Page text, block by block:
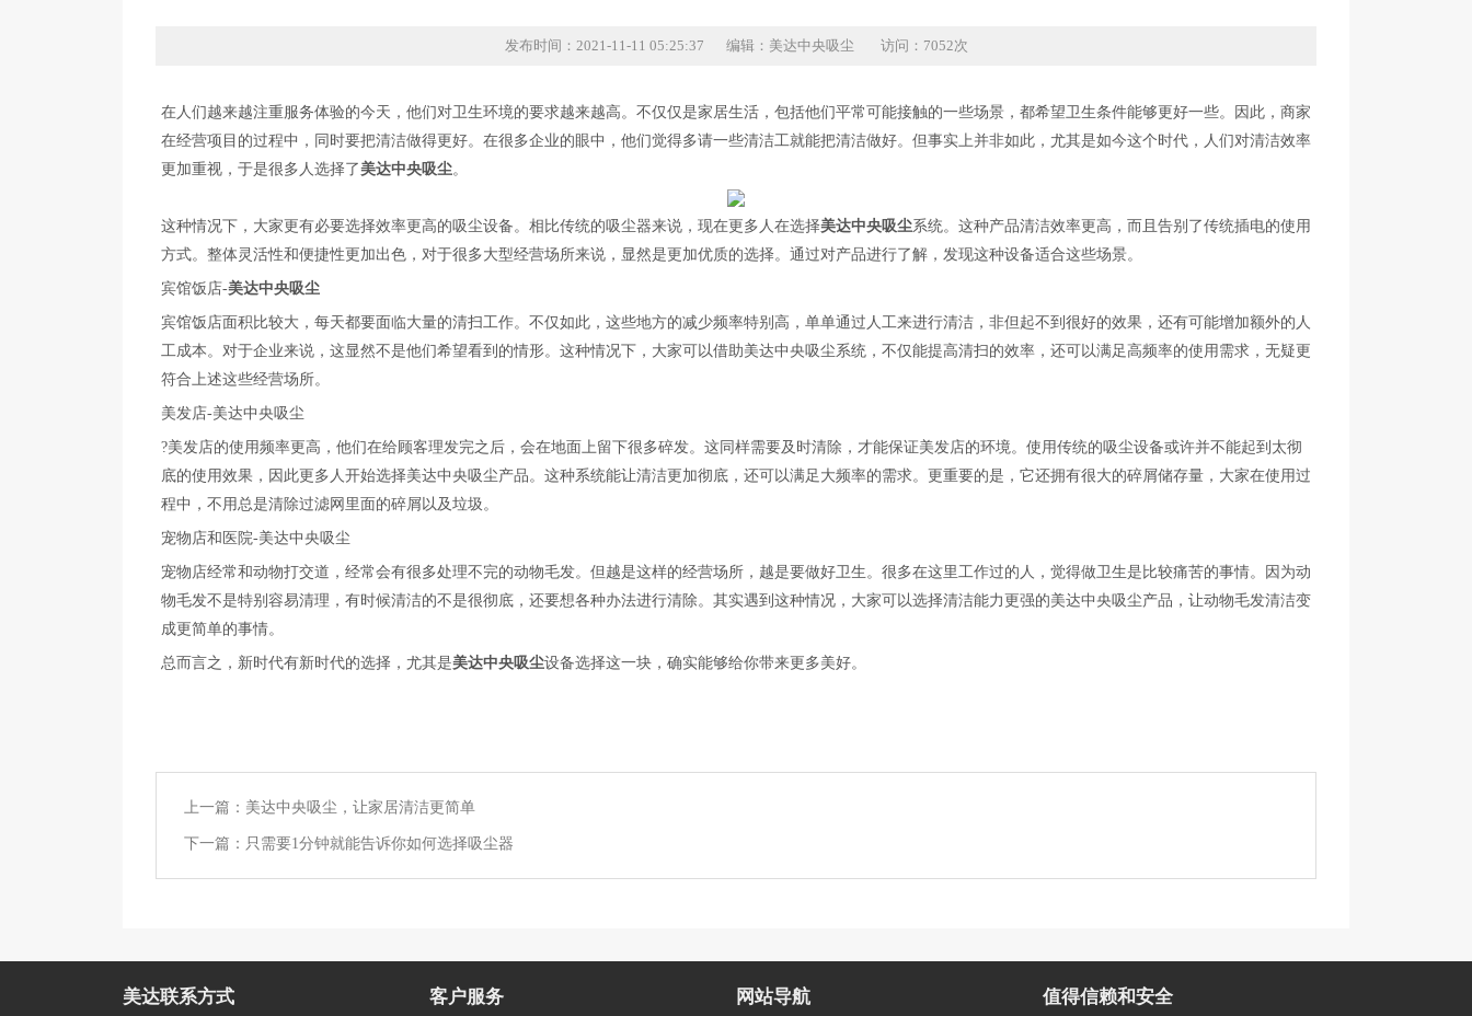
发布时间：2021-11-11 05:25:37 编辑：美达中央吸尘 访问：7052次
在人们越来越注重服务体验的今天，他们对卫生环境的要求越来越高。不仅仅是家居生活，包括他们平常可能接触的一些场景，都希望卫生条件能够更好一些。因此，商家
在经营项目的过程中，同时要把清洁做得更好。在很多企业的眼中，他们觉得多请一些清洁工就能把清洁做好。但事实上并非如此，尤其是如今这个时代，人们对清洁效率
更加重视，于是很多人选择了美达中央吸尘。
这种情况下，大家更有必要选择效率更高的吸尘设备。相比传统的吸尘器来说，现在更多人在选择美达中央吸尘系统。这种产品清洁效率更高，而且告别了传统插电的使用
方式。整体灵活性和便捷性更加出色，对于很多大型经营场所来说，显然是更加优质的选择。通过对产品进行了解，发现这种设备适合这些场景。
宾馆饭店-美达中央吸尘
宾馆饭店面积比较大，每天都要面临大量的清扫工作。不仅如此，这些地方的减少频率特别高，单单通过人工来进行清洁，非但起不到很好的效果，还有可能增加额外的人
工成本。对于企业来说，这显然不是他们希望看到的情形。这种情况下，大家可以借助美达中央吸尘系统，不仅能提高清扫的效率，还可以满足高频率的使用需求，无疑更
符合上述这些经营场所。
美发店-美达中央吸尘
?美发店的使用频率更高，他们在给顾客理发完之后，会在地面上留下很多碎发。这同样需要及时清除，才能保证美发店的环境。使用传统的吸尘设备或许并不能起到太彻
底的使用效果，因此更多人开始选择美达中央吸尘产品。这种系统能让清洁更加彻底，还可以满足大频率的需求。更重要的是，它还拥有很大的碎屑储存量，大家在使用过
程中，不用总是清除过滤网里面的碎屑以及垃圾。
宠物店和医院-美达中央吸尘
宠物店经常和动物打交道，经常会有很多处理不完的动物毛发。但越是这样的经营场所，越是要做好卫生。很多在这里工作过的人，觉得做卫生是比较痛苦的事情。因为动
物毛发不是特别容易清理，有时候清洁的不是很彻底，还要想各种办法进行清除。其实遇到这种情况，大家可以选择清洁能力更强的美达中央吸尘产品，让动物毛发清洁变
成更简单的事情。
总而言之，新时代有新时代的选择，尤其是美达中央吸尘设备选择这一块，确实能够给你带来更多美好。
上一篇： 美达中央吸尘，让家居清洁更简单
下一篇： 只需要1分钟就能告诉你如何选择吸尘器
美达联系方式 客户服务 网站导航 值得信赖和安全